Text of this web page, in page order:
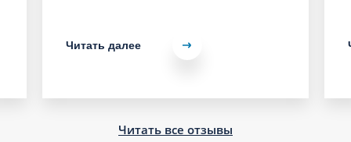
Читать далее
Читать все отзывы